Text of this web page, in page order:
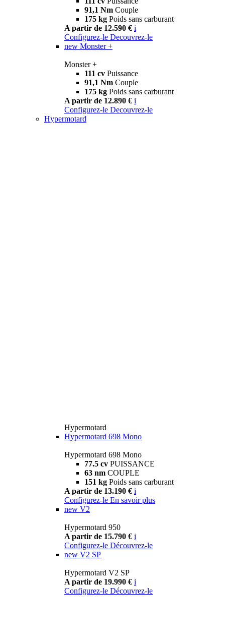
91,1 Nm Couple
175 kg Poids sans carburant
A partir de 12.590 € i
Configurez-le Decouvrez-le
new Monster +
Monster +
111 cv Puissance
91,1 Nm Couple
175 kg Poids sans carburant
A partir de 12.890 € i
Configurez-le Decouvrez-le
Hypermotard
Hypermotard
Hypermotard 698 Mono
Hypermotard 698 Mono
77.5 cv PUISSANCE
63 nm COUPLE
151 kg Poids sans carburant
A partir de 13.190 € i
Configurez-le En savoir plus
new V2
Hypermotard 950
A partir de 15.790 € i
Configurez-le Découvrez-le
new V2 SP
Hypermotard V2 SP
A partir de 19.990 € i
Configurez-le Découvrez-le